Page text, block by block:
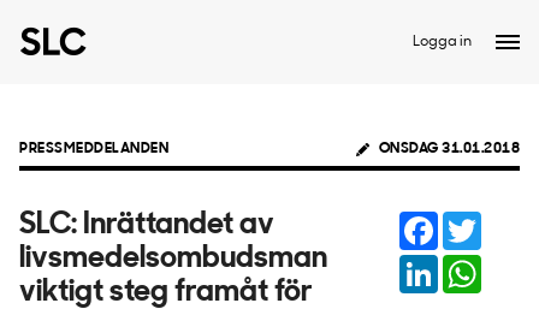
Logga in
PRESSMEDDELANDEN ONSDAG 31.01.2018
SLC: Inrättandet av
livsmedelsombudsman
viktigt steg framåt för
Facebook
LinkedIn